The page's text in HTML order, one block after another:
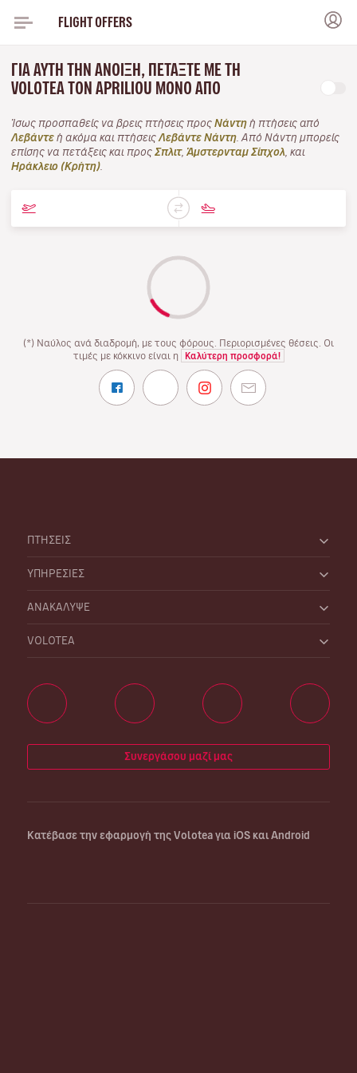
FLIGHT OFFERS
ΓΙΑ ΑΥΤΉ ΤΗΝ ΆΝΟΙΞΗ, ΠΕΤΆΞΤΕ ΜΕ ΤΗ
VOLOTEA ΤΟΝ APRILIOU ΜΌΝΟ ΑΠΌ
Ίσως προσπαθείς να βρεις πτήσεις προς Νάντη ή πτήσεις από
Λεβάντε ή ακόμα και πτήσεις Λεβάντε Νάντη . Από Νάντη μπορείς
επίσης να πετάξεις και προς Σπλιτ, Άμστερνταμ Σίπχολ , και
Ηράκλειο (Κρήτη)
(*) Ναύλος ανά διαδρομή, με τους φόρους. Περιορισμένες θέσεις. Οι
τιμές με κόκκινο είναι η
Καλύτερη προσφορά!
ΠΤΗΣΕΙΣ
ΥΠΗΡΕΣΙΕΣ
ΑΝΑΚΑΛΥΨΕ
VOLOTEA
Συνεργάσου μαζί μας
Κατέβασε την εφαρμογή της Volotea για iOS και Android